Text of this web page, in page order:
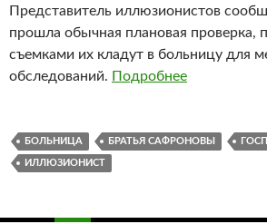
Представитель иллюзионистов
прошла обычная плановая проверка,
съемками их кладут в больницу для
обследований. Подробнее
БОЛЬНИЦА БРАТЬЯ САФРОНОВЫ
ИЛЛЮЗИОНИСТ